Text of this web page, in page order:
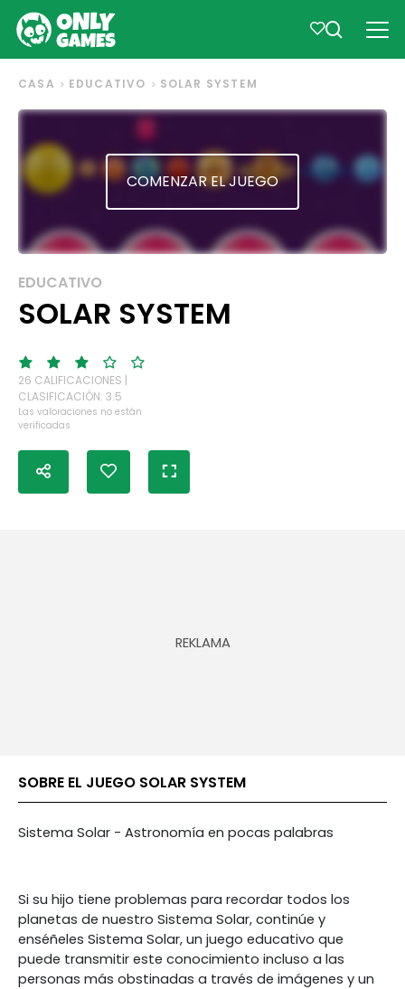
CASA EDUCATIVO SOLAR SYSTEM
COMENZAR EL JUEGO
EDUCATIVO
SOLAR SYSTEM
26 CALIFICACIONES |
CLASIFICACIÓN: 3.5
Las valoraciones no están
verificadas
SOBRE EL JUEGO SOLAR SYSTEM
Sistema Solar - Astronomía en pocas palabras
Si su hijo tiene problemas para recordar todos los
planetas de nuestro Sistema Solar, continúe y
enséñeles Sistema Solar, un juego educativo que
puede transmitir este conocimiento incluso a las
personas más obstinadas a través de imágenes y un